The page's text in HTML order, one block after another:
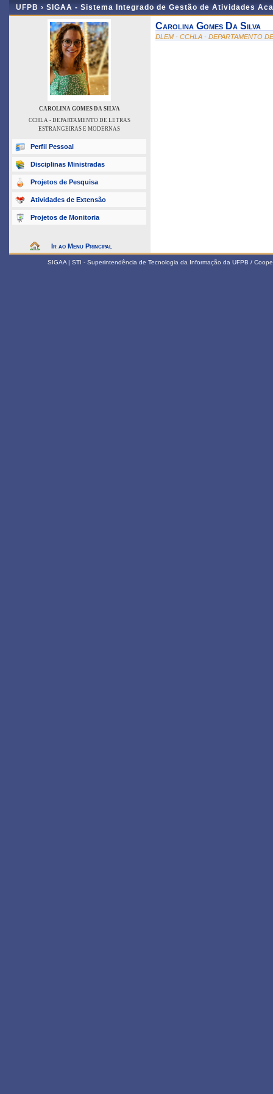
UFPB › SIGAA - Sistema Integrado de Gestão de Atividades
CAROLINA GOMES DA SILVA
CCHLA - DEPARTAMENTO DE LETRAS
ESTRANGEIRAS E MODERNAS
Perfil Pessoal
Disciplinas Ministradas
Projetos de Pesquisa
Atividades de Extensão
Projetos de Monitoria
Ir ao Menu Principal
Carolina Gomes Da Silva
DLEM - CCHLA - DEPARTAMENTO
SIGAA | STI - Superintendência de Tecnologia da Informação da UFPB /